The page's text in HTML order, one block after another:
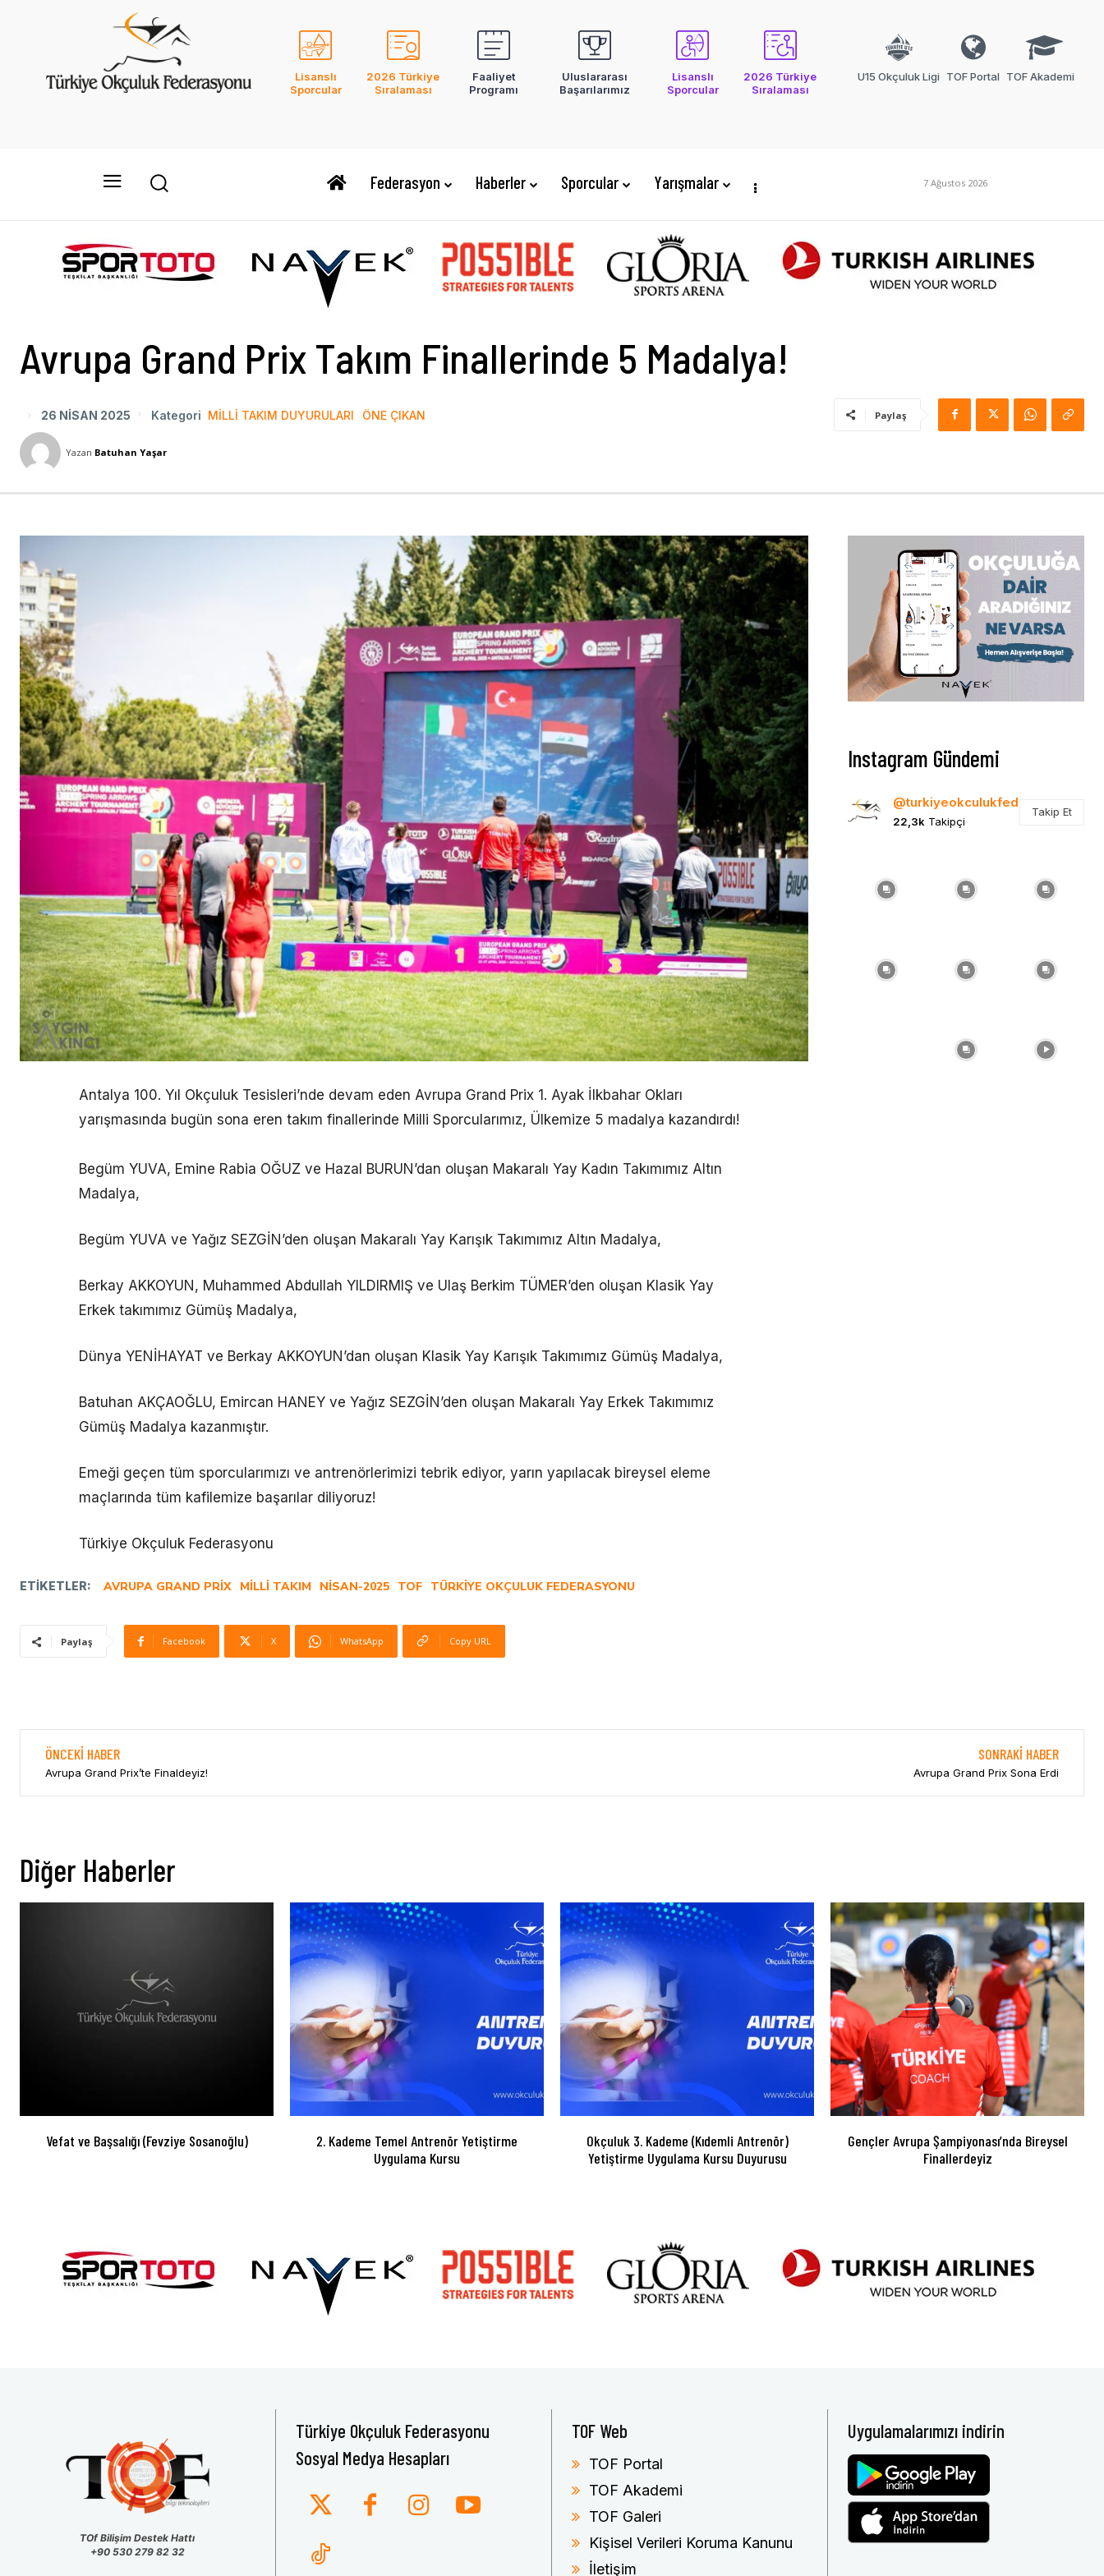
Lisanslı
Sporcular
2026 Türkiye
Sıralaması
Faaliyet
Programı
Uluslararası
Başarılarımız
Lisanslı
Sporcular
2026 Türkiye
Sıralaması
U15 Okçuluk Ligi TOF Portal TOF Akademi
Federasyon Haberler Sporcular Yarışmalar 7 Ağustos 2026
Avrupa Grand Prix Takım Finallerinde 5 Madalya!
26 NISAN 2025 Kategori MILLI TAKIM DUYURULARI ÖNE ÇIKAN Paylaş
Yazan Batuhan Yaşar
Antalya 100. Yıl Okçuluk Tesisleri’nde devam eden Avrupa Grand Prix 1. Ayak İlkbahar Okları
yarışmasında bugün sona eren takım finallerinde Milli Sporcularımız, Ülkemize 5 madalya kazandırdı!
Begüm YUVA, Emine Rabia OĞUZ ve Hazal BURUN’dan oluşan Makaralı Yay Kadın Takımımız Altın
Madalya,
Begüm YUVA ve Yağız SEZGİN’den oluşan Makaralı Yay Karışık Takımımız Altın Madalya,
Berkay AKKOYUN, Muhammed Abdullah YILDIRMIŞ ve Ulaş Berkim TÜMER’den oluşan Klasik Yay
Erkek takımımız Gümüş Madalya,
Dünya YENİHAYAT ve Berkay AKKOYUN’dan oluşan Klasik Yay Karışık Takımımız Gümüş Madalya,
Batuhan AKÇAOĞLU, Emircan HANEY ve Yağız SEZGİN’den oluşan Makaralı Yay Erkek Takımımız
Gümüş Madalya kazanmıştır.
Emeği geçen tüm sporcularımızı ve antrenörlerimizi tebrik ediyor, yarın yapılacak bireysel eleme
maçlarında tüm kafilemize başarılar diliyoruz!
Türkiye Okçuluk Federasyonu
ETIKETLER: AVRUPA GRAND PRIX MILLI TAKIM NISAN-2025 TOF TÜRKIYE OKÇULUK FEDERASYONU
Paylaş Facebook X WhatsApp Copy URL
Instagram Gündemi
@turkiyeokculukfed
22,3k Takipçi
Takip Et
ÖNCEKI HABER
Avrupa Grand Prix’te Finaldeyiz!
SONRAKI HABER
Avrupa Grand Prix Sona Erdi
Diğer Haberler
Vefat ve Başsalığı (Fevziye Sosanoğlu)
2. Kademe Temel Antrenör Yetiştirme
Uygulama Kursu
Okçuluk 3. Kademe (Kıdemli Antrenör)
Yetiştirme Uygulama Kursu Duyurusu
Gençler Avrupa Şampiyonası’nda Bireysel
Finallerdeyiz
TOf Bilişim Destek Hattı
+90 530 279 82 32
Türkiye Okçuluk Federasyonu
Sosyal Medya Hesapları
TOF Web
TOF Portal
TOF Akademi
TOF Galeri
Kişisel Verileri Koruma Kanunu
İletişim
Uygulamalarımızı indirin